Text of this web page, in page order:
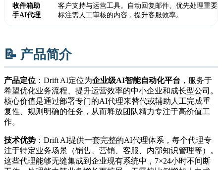
收件箱助
手AI代理
客户支持与运营工具。自动回复邮件、优先处理重要
标注需人工审核的内容，提升客服效率。
📝 产品简介
产品定位 ：Drift AI定位为企业级AI智能自动化平台 ，服务于
希望优化业务流程、提升运营效率的中小企业和成长型公司。
核心价值是通过部署专门的AI代理来替代或辅助人工完成重
复性、规则明确的任务，从而释放团队精力专注于高价值工
作。
技术优势 ：Drift AI提供一套完整的AI代理体系，每个代理专
注于特定业务场景（销售、营销、客服、内部知识管理等）。
这些代理能够无缝集成到企业现有系统中，7×24小时不间断